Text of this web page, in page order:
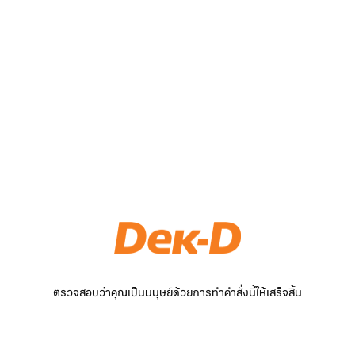
ตรวจสอบว่าคุณเป็นมนุษย์ด้วยการทำคำสั่งนี้ให้เสร็จสิ้น